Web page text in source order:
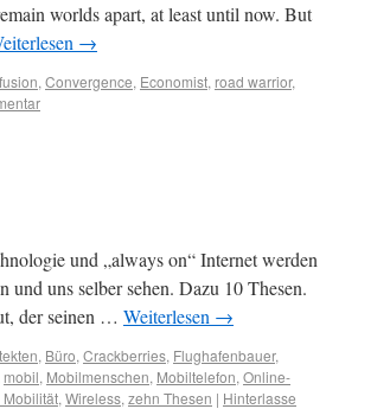
worlds apart, at least until now. But
→
, Convergence, Economist, road warrior,
und „always on“ Internet werden
uns selber sehen. Dazu 10 Thesen.
der seinen … Weiterlesen →
, Büro, Crackberries, Flughafenbauer,
mobil, Mobilmenschen, Mobiltelefon, Online-
Mobilität, Wireless, zehn Thesen | Hinterlasse